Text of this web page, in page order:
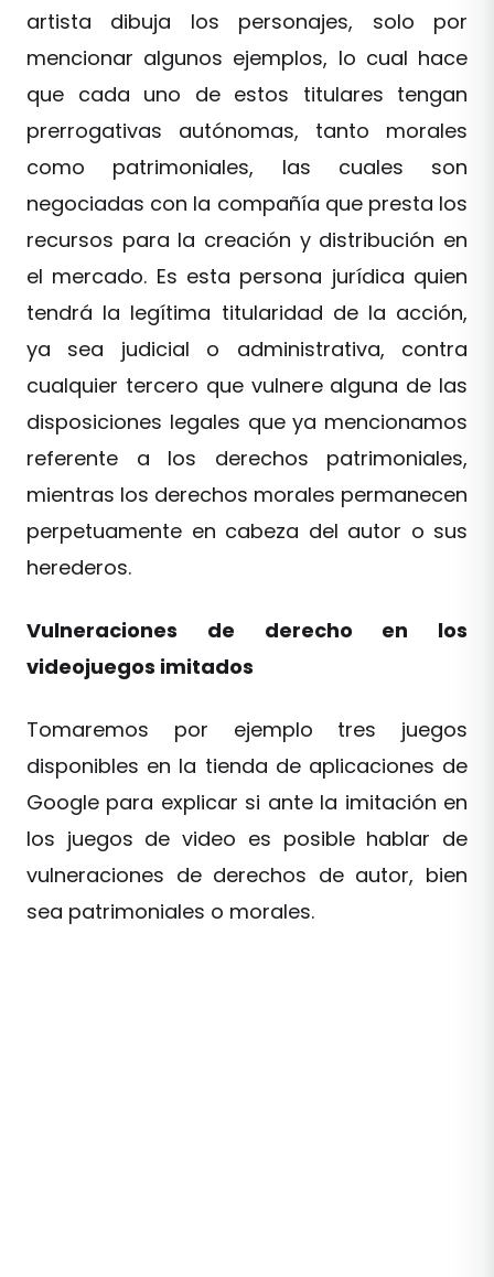
artista dibuja los personajes, solo por
mencionar algunos ejemplos, lo cual hace
que cada uno de estos titulares tengan
prerrogativas autónomas, tanto morales
como patrimoniales, las cuales son
negociadas con la compañía que presta los
recursos para la creación y distribución en
el mercado. Es esta persona jurídica quien
tendrá la legítima titularidad de la acción,
ya sea judicial o administrativa, contra
cualquier tercero que vulnere alguna de las
disposiciones legales que ya mencionamos
referente a los derechos patrimoniales,
mientras los derechos morales permanecen
perpetuamente en cabeza del autor o sus
herederos.
Vulneraciones de derecho en los
videojuegos imitados
Tomaremos por ejemplo tres juegos
disponibles en la tienda de aplicaciones de
Google para explicar si ante la imitación en
los juegos de video es posible hablar de
vulneraciones de derechos de autor, bien
sea patrimoniales o morales.